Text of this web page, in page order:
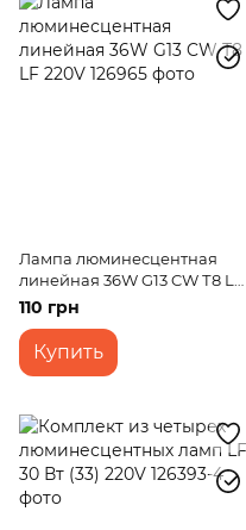
Лампа люминесцентная
линейная 36W G13 CW Т8 LF
220V
110 грн
Купить